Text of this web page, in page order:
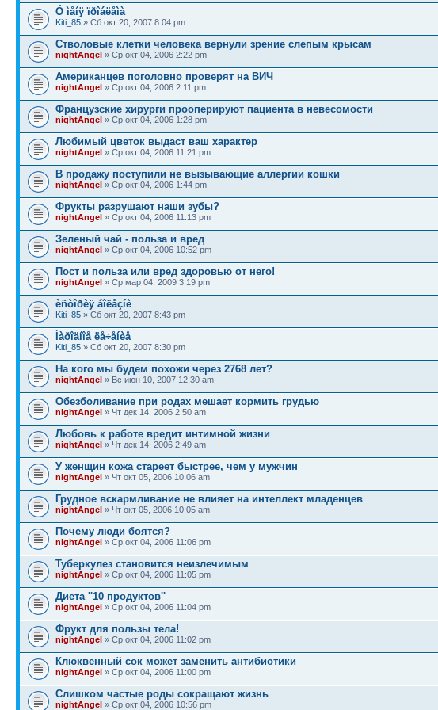
Ó ìåíÿ ïðîáëåìà
Kiti_85 » Сб окт 20, 2007 8:04 pm
Стволовые клетки человека вернули зрение слепым крысам
nightAngel » Ср окт 04, 2006 2:22 pm
Американцев поголовно проверят на ВИЧ
nightAngel » Ср окт 04, 2006 2:11 pm
Французские хирурги прооперируют пациента в невесомости
nightAngel » Ср окт 04, 2006 1:28 pm
Любимый цветок выдаст ваш характер
nightAngel » Ср окт 04, 2006 11:21 pm
В продажу поступили не вызывающие аллергии кошки
nightAngel » Ср окт 04, 2006 1:44 pm
Фрукты разрушают наши зубы?
nightAngel » Ср окт 04, 2006 11:13 pm
Зеленый чай - польза и вред
nightAngel » Ср окт 04, 2006 10:52 pm
Пост и польза или вред здоровью от него!
nightAngel » Ср мар 04, 2009 3:19 pm
èñòîðèÿ áîëåçíè
Kiti_85 » Сб окт 20, 2007 8:43 pm
Íàðîäíîå ëå÷åíèå
Kiti_85 » Сб окт 20, 2007 8:30 pm
На кого мы будем похожи через 2768 лет?
nightAngel » Вс июн 10, 2007 12:30 am
Обезболивание при родах мешает кормить грудью
nightAngel » Чт дек 14, 2006 2:50 am
Любовь к работе вредит интимной жизни
nightAngel » Чт дек 14, 2006 2:49 am
У женщин кожа стареет быстрее, чем у мужчин
nightAngel » Чт окт 05, 2006 10:06 am
Грудное вскармливание не влияет на интеллект младенцев
nightAngel » Чт окт 05, 2006 10:05 am
Почему люди боятся?
nightAngel » Ср окт 04, 2006 11:06 pm
Туберкулез становится неизлечимым
nightAngel » Ср окт 04, 2006 11:05 pm
Диета ''10 продуктов''
nightAngel » Ср окт 04, 2006 11:04 pm
Фрукт для пользы тела!
nightAngel » Ср окт 04, 2006 11:02 pm
Клюквенный сок может заменить антибиотики
nightAngel » Ср окт 04, 2006 11:00 pm
Слишком частые роды сокращают жизнь
nightAngel » Ср окт 04, 2006 10:56 pm